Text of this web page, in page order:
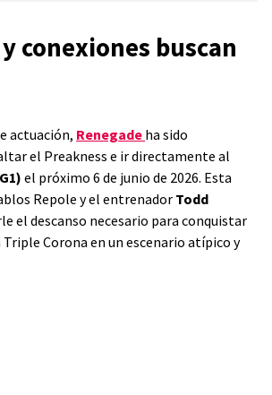
conexiones buscan
actuación, Renegade ha sido
el Preakness e ir directamente al
el próximo 6 de junio de 2026. Esta
Repole y el entrenador Todd
el descanso necesario para conquistar
Triple Corona en un escenario atípico y